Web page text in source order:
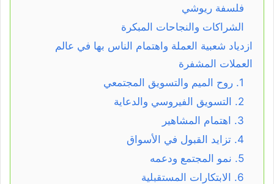
فلسفة ريوشي
الشراكات والنجاحات المبكرة
ازدياد شعبية العملة واهتمام الناس بها في عالم
العملات المشفرة
1. روح الميم والتسويق المجتمعي
2. التسويق الفيروسي والدعاية
3. اهتمام المشاهير
4. تزايد القبول في الأسواق
5. نمو المجتمع ودعمه
6. الابتكارات المستقبلية